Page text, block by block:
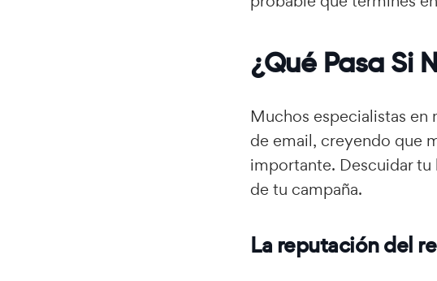
¿Qué Pasa Si
Muchos especialistas
de email, creyendo que
importante. Descuidar
de tu campaña.
La reputación del